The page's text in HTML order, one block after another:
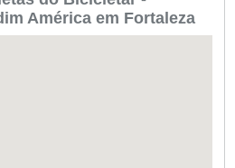
América em Fortaleza